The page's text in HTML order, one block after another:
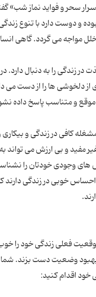
و دوست دارد با تنوع
مواجه می گردد. گاهی
زندگی را به دنبال دارد.
دلخوشی ها را از دست می
موقع و متناسب پاسخ
كافی در زندگی و
وجودی خودتان را نشناسید
خوبی در زندگی
موقعیت فعلی زندگی خود
وضعیت دست بزند. شما